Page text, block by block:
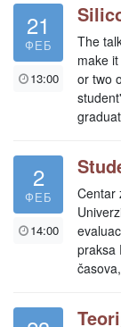
21
ФЕБ
13:00
The
make
or two
2
ФЕБ
14:00
Centar
praksa